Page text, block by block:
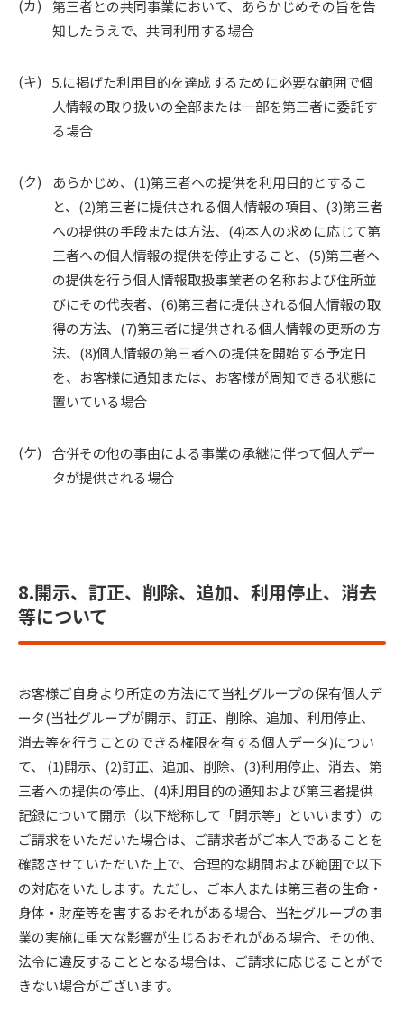
第三者との共同事業において、あらかじめその旨を告
知したうえで、共同利用する場合
5.に掲げた利用目的を達成するために必要な範囲で個
人情報の取り扱いの全部または一部を第三者に委託す
る場合
あらかじめ、(1)第三者への提供を利用目的とするこ
と、(2)第三者に提供される個人情報の項目、(3)第三者
への提供の手段または方法、(4)本人の求めに応じて第
三者への個人情報の提供を停止すること、(5)第三者へ
の提供を行う個人情報取扱事業者の名称および住所並
びにその代表者、(6)第三者に提供される個人情報の取
得の方法、(7)第三者に提供される個人情報の更新の方
法、(8)個人情報の第三者への提供を開始する予定日
を、お客様に通知または、お客様が周知できる状態に
置いている場合
合併その他の事由による事業の承継に伴って個人デー
タが提供される場合
8.開示、訂正、削除、追加、利用停止、消去
等について
お客様ご自身より所定の方法にて当社グループの保有個人デ
ータ(当社グループが開示、訂正、削除、追加、利用停止、
消去等を行うことのできる権限を有する個人データ)につい
て、 (1)開示、(2)訂正、追加、削除、(3)利用停止、消去、第
三者への提供の停止、(4)利用目的の通知および第三者提供
記録について開示（以下総称して「開示等」といいます）の
ご請求をいただいた場合は、ご請求者がご本人であることを
確認させていただいた上で、合理的な期間および範囲で以下
の対応をいたします。ただし、ご本人または第三者の生命・
身体・財産等を害するおそれがある場合、当社グループの事
業の実施に重大な影響が生じるおそれがある場合、その他、
法令に違反することとなる場合は、ご請求に応じることがで
きない場合がございます。